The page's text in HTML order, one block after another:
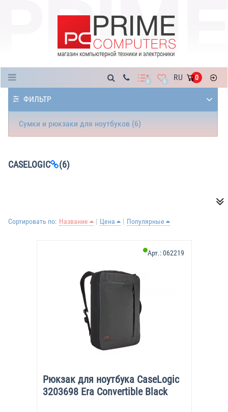
0 0 RU 0
ФИЛЬТР
Сумки и рюкзаки для ноутбуков (6)
CASELOGIC (6)
Сортировать по: Название Цена Популярные
Рюкзак для ноутбука CaseLogic
3203698 Era Convertible Black
Арт.:062219